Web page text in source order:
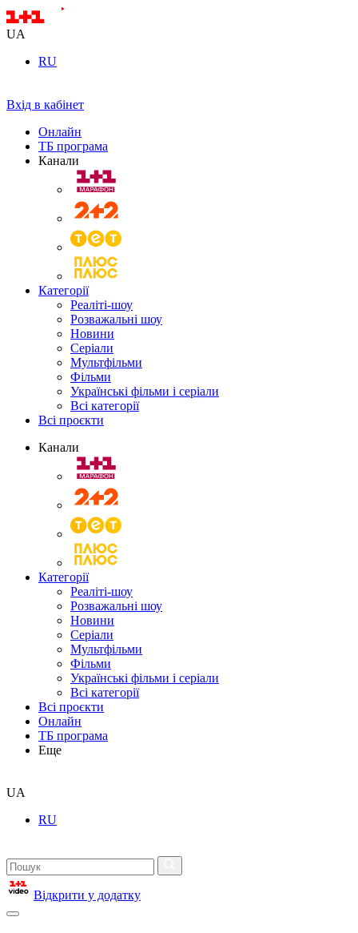
UA
RU
Вхід в кабінет
Онлайн
ТБ програма
Канали
Категорії
Реаліті-шоу
Розважальні шоу
Новини
Серіали
Мультфільми
Фільми
Українські фільми і серіали
Всі категорії
Всі проєкти
Канали
Категорії
Реаліті-шоу
Розважальні шоу
Новини
Серіали
Мультфільми
Фільми
Українські фільми і серіали
Всі категорії
Всі проєкти
Онлайн
ТБ програма
Еще
UA
RU
Відкрити у додатку